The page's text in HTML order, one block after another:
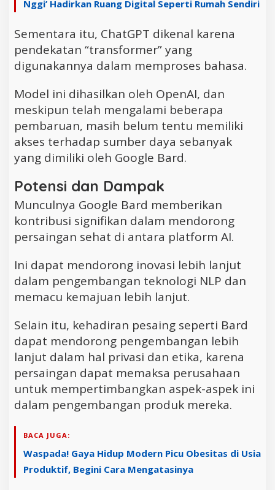
Nggi’ Hadirkan Ruang Digital Seperti Rumah Sendiri
Sementara itu, ChatGPT dikenal karena
pendekatan “transformer” yang
digunakannya dalam memproses bahasa.
Model ini dihasilkan oleh OpenAI, dan
meskipun telah mengalami beberapa
pembaruan, masih belum tentu memiliki
akses terhadap sumber daya sebanyak
yang dimiliki oleh Google Bard.
Potensi dan Dampak
Munculnya Google Bard memberikan
kontribusi signifikan dalam mendorong
persaingan sehat di antara platform AI.
Ini dapat mendorong inovasi lebih lanjut
dalam pengembangan teknologi NLP dan
memacu kemajuan lebih lanjut.
Selain itu, kehadiran pesaing seperti Bard
dapat mendorong pengembangan lebih
lanjut dalam hal privasi dan etika, karena
persaingan dapat memaksa perusahaan
untuk mempertimbangkan aspek-aspek ini
dalam pengembangan produk mereka.
BACA JUGA:
Waspada! Gaya Hidup Modern Picu Obesitas di Usia
Produktif, Begini Cara Mengatasinya